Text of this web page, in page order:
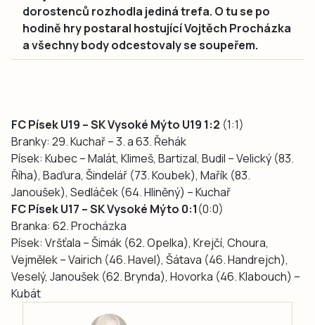
dorostenců rozhodla jediná trefa. O tu se po
hodině hry postaral hostující Vojtěch Procházka
a všechny body odcestovaly se soupeřem.
FC Písek U19 – SK Vysoké Mýto U19 1:2 (1:1)
Branky: 29. Kuchař – 3. a 63. Řehák
Písek: Kubec – Malát, Klimeš, Bartizal, Budil – Velický (83.
Říha), Baďura, Šindelář (73. Koubek), Mařík (83.
Janoušek), Sedláček (64. Hliněný) – Kuchař
FC Písek U17 – SK Vysoké Mýto 0:1(0:0)
Branka: 62. Procházka
Písek: Vršťala – Šimák (62. Opelka), Krejčí, Choura,
Vejmělek – Vairich (46. Havel), Šátava (46. Handrejch),
Veselý, Janoušek (62. Brynda), Hovorka (46. Klabouch) –
Kubát